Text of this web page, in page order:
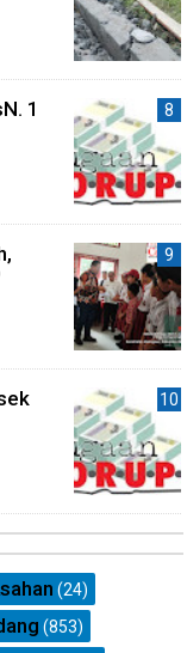
1
(24)
(853)